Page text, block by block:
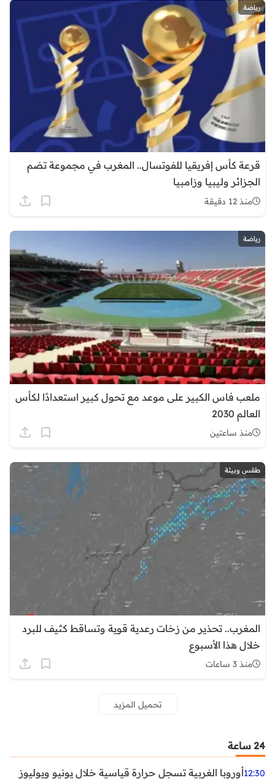
رياضة
قرعة كأس إفريقيا للفوتسال.. المغرب في مجموعة تضم
الجزائر وليبيا وزامبيا
منذ 12 دقيقة
رياضة
ملعب فاس الكبير على موعد مع تحول كبير استعدادًا لكأس
العالم 2030
منذ ساعتين
طقس وبيئة
المغرب.. تحذير من زخات رعدية قوية وتساقط كثيف للبرد
خلال هذا الأسبوع
منذ 3 ساعات
تحميل المزيد
24 ساعة
12:30أوروبا الغربية تسجل حرارة قياسية خلال يونيو ويوليوز